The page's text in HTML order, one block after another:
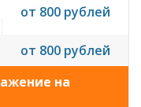
от 800 рублей
от 800 рублей
на